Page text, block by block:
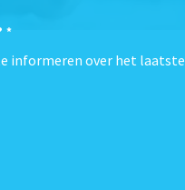
*
informeren over het laatste